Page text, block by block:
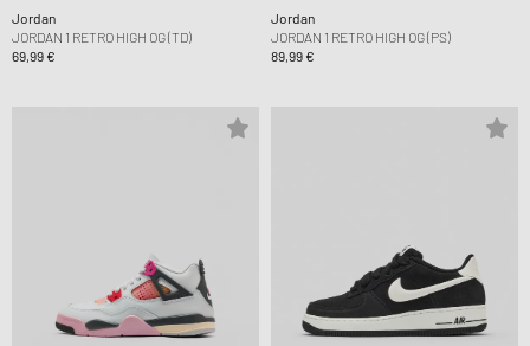
Jordan
JORDAN 1 RETRO HIGH OG (TD)
69,99 €
Jordan
JORDAN 1 RETRO HIGH OG (PS)
89,99 €